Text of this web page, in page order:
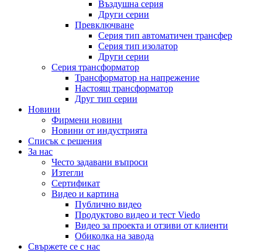
Въздушна серия
Други серии
Превключване
Серия тип автоматичен трансфер
Серия тип изолатор
Други серии
Серия трансформатор
Трансформатор на напрежение
Настоящ трансформатор
Друг тип серии
Новини
Фирмени новини
Новини от индустрията
Списък с решения
За нас
Често задавани въпроси
Изтегли
Сертификат
Видео и картина
Публично видео
Продуктово видео и тест Viedo
Видео за проекта и отзиви от клиенти
Обиколка на завода
Свържете се с нас